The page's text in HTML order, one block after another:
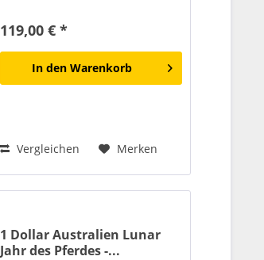
eine der prägendsten
Persönlichkeiten...
119,00 € *
In den Warenkorb
Vergleichen Merken
1 Dollar Australien Lunar
Jahr des Pferdes -...